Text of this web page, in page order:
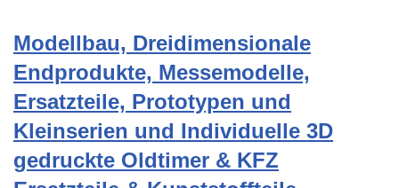
Modellbau, Dreidimensionale
Endprodukte, Messemodelle,
Ersatzteile, Prototypen und
Kleinserien und Individuelle 3D
gedruckte Oldtimer & KFZ